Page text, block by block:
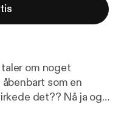
om noget
som en
det?? Nå ja og
du vil